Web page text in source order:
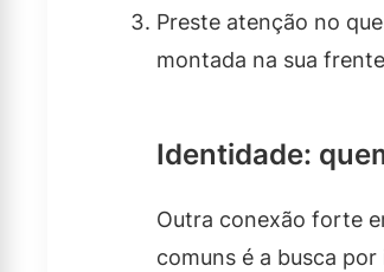
Preste atenção no
montada na sua
Identidade:
Outra conexão forte
comuns é a busca